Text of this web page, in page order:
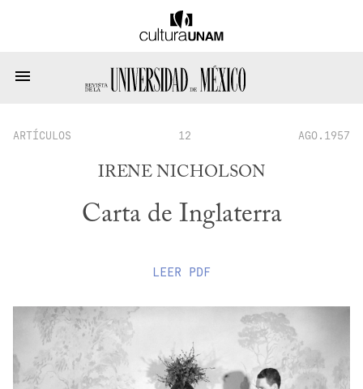
ARTÍCULOS 12 AGO.1957
IRENE NICHOLSON
Carta de Inglaterra
LEER PDF